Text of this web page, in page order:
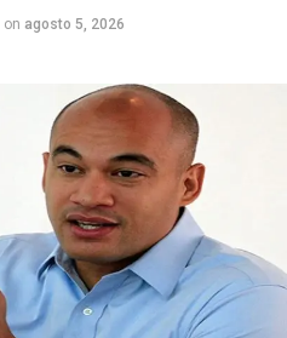
on agosto 5, 2026